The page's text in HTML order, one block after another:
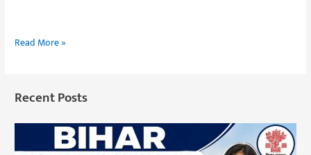
Read More »
Recent Posts